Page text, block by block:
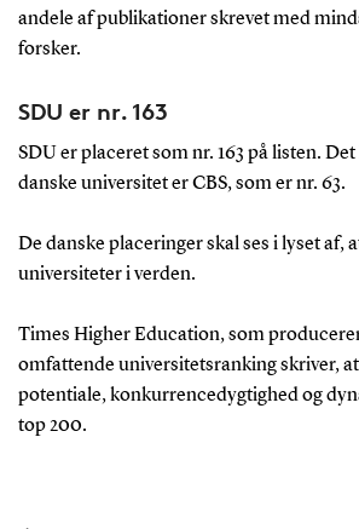
andele af publikationer skrevet med
forsker.
SDU er nr. 163
SDU er placeret som nr. 163 på listen.
danske universitet er CBS, som er nr. 63.
De danske placeringer skal ses i lyset af,
universiteter i verden.
Times Higher Education, som
omfattende universitetsranking skriver,
potentiale, konkurrencedygtighed og
top 200.